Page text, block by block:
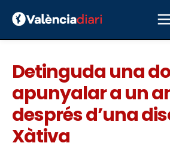
Detinguda una
apunyalar a un
després d’una
Xàtiva